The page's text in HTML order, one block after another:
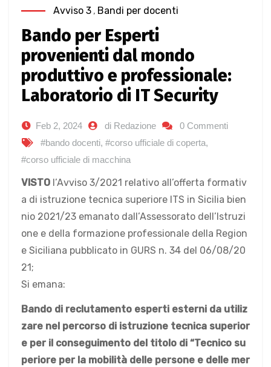
Avviso 3 , Bandi per docenti
Bando per Esperti
provenienti dal mondo
produttivo e professionale:
Laboratorio di IT Security
Feb 2, 2024 di Redazione
0 Commenti
#bando docenti, #corso ufficiale di coperta,
#corso ufficiale di macchina
VISTO l’Avviso 3/2021 relativo all’offerta formativ
a di istruzione tecnica superiore ITS in Sicilia bien
nio 2021/23 emanato dall’Assessorato dell’Istruzi
one e della formazione professionale della Region
e Siciliana pubblicato in GURS n. 34 del 06/08/20
21;
Si emana:
Bando di reclutamento esperti esterni da utiliz
zare nel percorso di istruzione tecnica superior
e per il conseguimento del titolo di “Tecnico su
periore per la mobilità delle persone e delle mer